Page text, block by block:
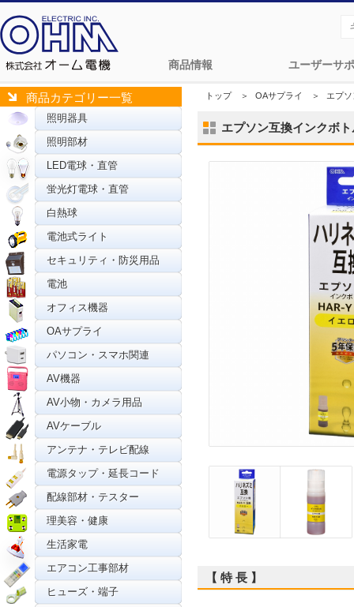
商品情報 ユーザーサ
商品カテゴリー一覧
照明器具
照明部材
LED電球・直管
蛍光灯電球・直管
白熱球
電池式ライト
セキュリティ・防災用品
電池
オフィス機器
OAサプライ
パソコン・スマホ関連
AV機器
AV小物・カメラ用品
AVケーブル
アンテナ・テレビ配線
電源タップ・延長コード
配線部材・テスター
理美容・健康
生活家電
エアコン工事部材
ヒューズ・端子
トップ＞ OAサプライ ＞ エプ
エプソン互換インクボ
【 特 長 】